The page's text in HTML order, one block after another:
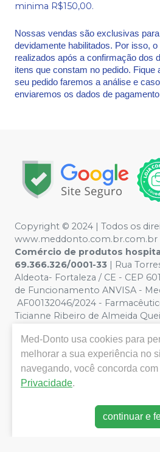
minima R$150,00.
Nossas vendas são exclusivas
devidamente habilitados. Por isso,
realizados após a confirmação dos
itens que constam no pedido. Fique
seu pedido faremos a análise e
enviaremos os dados de
Copyright © 2024 | Todos os
www.meddonto.com.br.com.br
Comércio de produtos
69.366.326/0001-33 | Rua
Aldeota- Fortaleza / CE - CEP
de Funcionamento ANVISA -
AF00132046/2024 -
Ticianne Ribeiro de Almeida
ilustrativas - Os preços e
sujeitos a alterações. Em caso
no site, o valor válido é o do
vendemos por atacado, por isso
Med-Donto usa cookies para
melhorar a sua experiência no
navegando, você concorda
Privacidade.
continuar e